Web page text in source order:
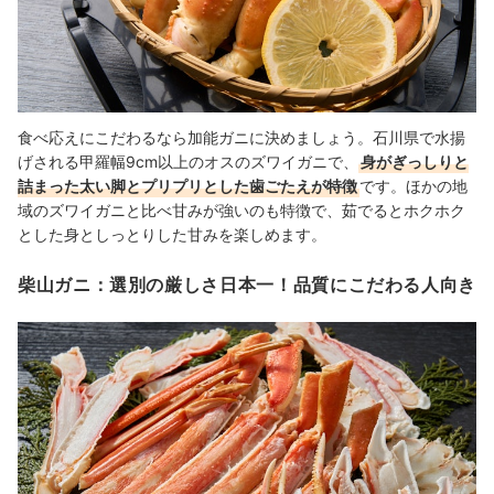
食べ応えにこだわるなら加能ガニに決めましょう。石川県で水揚
げされる甲羅幅9cm以上のオスのズワイガニで、
身がぎっしりと
詰まった太い脚とプリプリとした歯ごたえが特徴です。ほかの地
域のズワイガニと比べ甘みが強いのも特徴で、茹でるとホクホク
とした身としっとりした甘みを楽しめます。
柴山ガニ：選別の厳しさ日本一！品質にこだわる人向き